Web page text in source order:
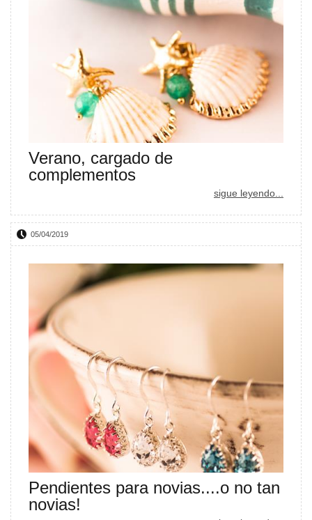
Verano, cargado de
complementos
sigue leyendo...
05/04/2019
Pendientes para novias....o no tan
novias!